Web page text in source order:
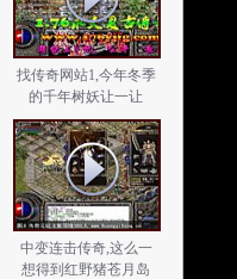
找传奇网站1,今年冬季
的千年树妖让一让
中变连击传奇,这么一
想得到红野猪苍月岛